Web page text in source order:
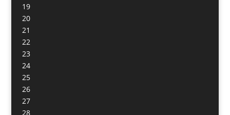
19
20
21
22
23
24
25
26
27
28